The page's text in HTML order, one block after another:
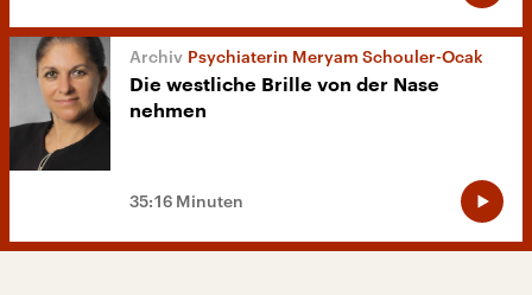
Psychiaterin Meryam Schouler-Ocak
Die westliche Brille von der Nase
nehmen
35:16 Minuten